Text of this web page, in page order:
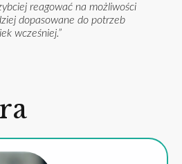
reagować na możliwości
dopasowane do potrzeb
wcześniej.”